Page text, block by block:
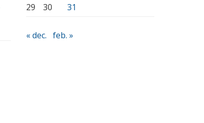
29
30 31
« dec. feb. »